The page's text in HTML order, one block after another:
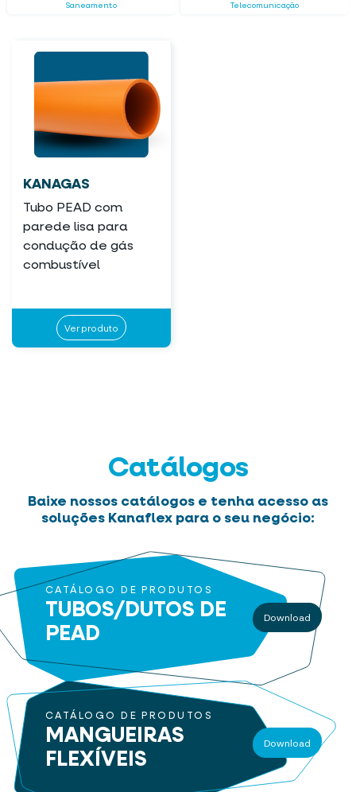
Saneamento Telecomunicação
KANAGAS
Tubo PEAD com
parede lisa para
condução de gás
combustível
Ver produto
Catálogos
Baixe nossos catálogos e tenha acesso as
soluções Kanaflex para o seu negócio:
CATÁLOGO DE PRODUTOS
TUBOS/DUTOS DE
PEAD
Download
CATÁLOGO DE PRODUTOS
MANGUEIRAS
FLEXÍVEIS
Download